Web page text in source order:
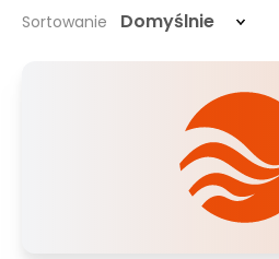
Sortowanie Domyślnie